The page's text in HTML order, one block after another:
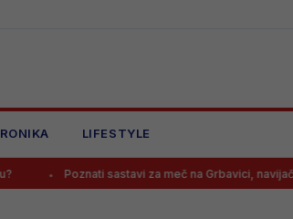
LIFESTYLE
Poznati sastavi za meč na Grbavici, navijači